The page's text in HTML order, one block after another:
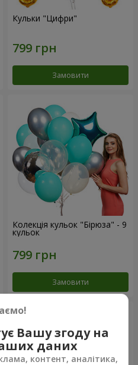
Кульки "Цифри"
Замовити
Колекція кульок "Бірюза" - 9
кульок
Замовити
Вашу згоду на
даних
контент, аналітика,